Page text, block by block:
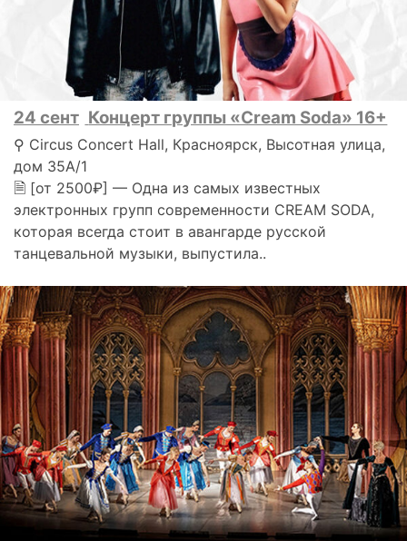
24 сент Концерт группы «Cream Soda» 16+
⚲ Circus Concert Hall, Красноярск, Высотная улица,
дом 35А/1
🗎 [от 2500₽] — Одна из самых известных
электронных групп современности CREAM SODA,
которая всегда стоит в авангарде русской
танцевальной музыки, выпустила..